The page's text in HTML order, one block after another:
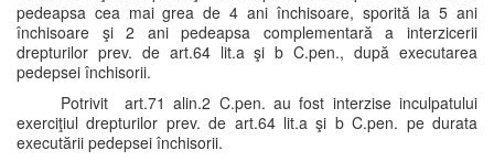
pedeapsa cea mai grea de 4 ani închisoare, sporită la 5 ani
închisoare şi 2 ani pedeapsa complementară a interzicerii
drepturilor prev. de art.64 lit.a şi b C.pen., după executarea
pedepsei închisorii.
Potrivit art.71 alin.2 C.pen. au fost interzise inculpatului
exerciţiul drepturilor prev. de art.64 lit.a şi b C.pen. pe durata
executării pedepsei închisorii.